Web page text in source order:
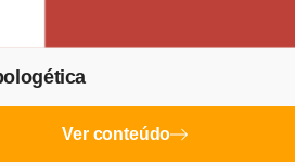
Ver conteúdo